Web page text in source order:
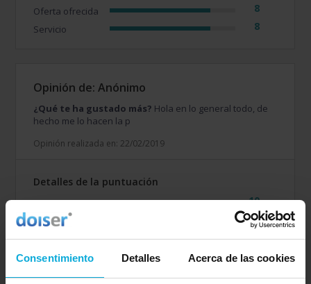
Consentimiento Detalles Acerca de las cookies
Oferta ofrecida 8
Servicio 8
Opinión de: Anónimo
¿Qué te ha gustado más? Hola en lo general todo, de
hecho me lo hacen la p
Opinión realizada en: 22/02/2019
Detalles de la puntuación
Rapidez 10
Amabilidad 10
Calidad / precio 8
Oferta ofrecida 8
Servicio